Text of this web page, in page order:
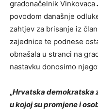
gradonačelnik Vinkovaca
povodom današnje
zahtjev za brisanje iz
zajednice te podnese
obnašala u stranci na
nastavku donosimo
„Hrvatska demokratska
u kojoj su promjene i